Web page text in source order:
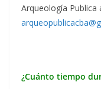
Arqueología Publica
¿Cuánto tiempo